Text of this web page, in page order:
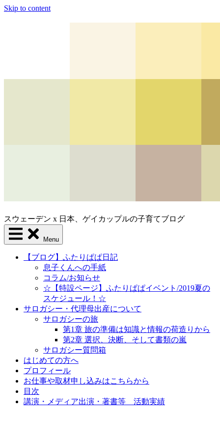
Skip to content
スウェーデン x 日本、ゲイカップルの子育てブログ
Menu
【ブログ】ふたりぱぱ日記
息子くんへの手紙
コラム/お知らせ
☆【特設ページ】ふたりぱぱイベント/2019夏の
スケジュール！☆
サロガシー・代理母出産について
サロガシーの旅
第1章 旅の準備は知識と情報の荷造りから
第2章 選択、決断、そして書類の嵐
サロガシー質問箱
はじめての方へ
プロフィール
お仕事や取材申し込みはこちらから
目次
講演・メディア出演・著書等 活動実績